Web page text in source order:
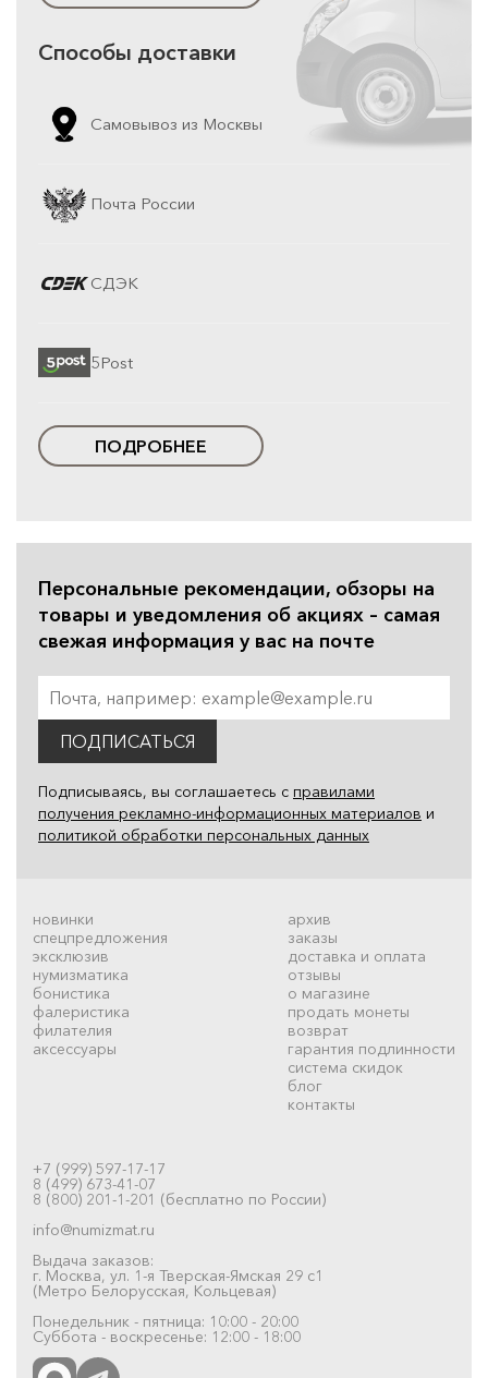
Способы доставки
Самовывоз из Москвы
Почта России
СДЭК
5Post
ПОДРОБНЕЕ
Персональные рекомендации, обзоры на
товары и уведомления об акциях – самая
свежая информация у вас на почте
ПОДПИСАТЬСЯ
Подписываясь, вы соглашаетесь с правилами
получения рекламно-информационных материалов и
политикой обработки персональных данных
новинки
спецпредложения
эксклюзив
нумизматика
бонистика
фалеристика
филателия
аксессуары
архив
заказы
доставка и оплата
отзывы
о магазине
продать монеты
возврат
гарантия подлинности
система скидок
блог
контакты
+7 (999) 597-17-17
8 (499) 673-41-07
8 (800) 201-1-201 (бесплатно по России)
info@numizmat.ru
Выдача заказов:
г. Москва, ул. 1-я Тверская-Ямская 29 с1
(Метро Белорусская, Кольцевая)
Понедельник - пятница: 10:00 - 20:00
Суббота - воскресенье: 12:00 - 18:00